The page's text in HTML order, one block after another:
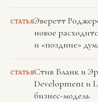
Аудит
Тёмная тема
СТАТЬЯЭверетт
новое
и «поздние»
СТАТЬЯСтив Бланк и
Development и
бизнес-модель